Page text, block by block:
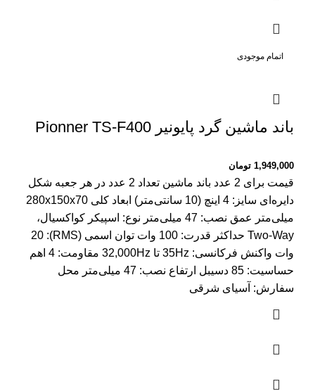
اتمام موجودی
باند ماشین گرد پایونیر Pionner TS-F400
1,949,000 تومان
قیمت برای 2 عدد باند ماشین تعداد 2 عدد در هر جعبه شکل
دایره‌ای سایز: 4 اینچ (10 سانتی‌متر) ابعاد کلی 280x150x70
میلی‌متر عمق نصب: 47 میلی‌متر نوع: اسپیکر کواکسیال،
Two-Way حداکثر قدرت: 100 وات توان اسمی (RMS): 20
وات واکنش فرکانسی: 35Hz تا 32,000Hz مقاومت: 4 اهم
حساسیت: 85 دسیبل ارتفاع نصب: 47 میلی‌متر محل
سفارش: آسیای شرقی